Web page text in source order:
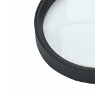
Ceasuri Accurist
Ceasuri Casio
Ceasuri Daniel Klein
Ceasuri Lorus
Ceasuri Police